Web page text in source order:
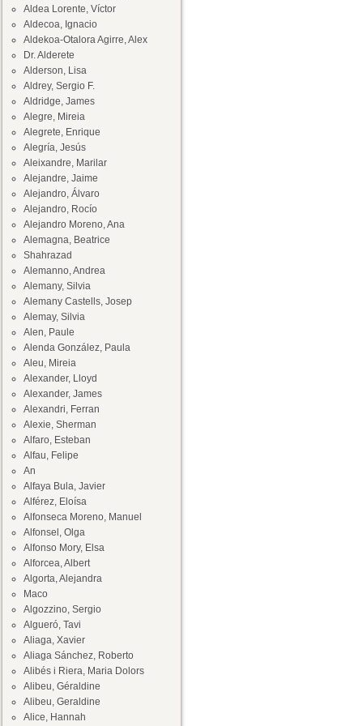
Aldea Lorente, Víctor
Aldecoa, Ignacio
Aldekoa-Otalora Agirre, Alex
Dr. Alderete
Alderson, Lisa
Aldrey, Sergio F.
Aldridge, James
Alegre, Mireia
Alegrete, Enrique
Alegría, Jesús
Aleixandre, Marilar
Alejandre, Jaime
Alejandro, Álvaro
Alejandro, Rocío
Alejandro Moreno, Ana
Alemagna, Beatrice
Shahrazad
Alemanno, Andrea
Alemany, Silvia
Alemany Castells, Josep
Alemay, Silvia
Alen, Paule
Alenda González, Paula
Aleu, Mireia
Alexander, Lloyd
Alexander, James
Alexandri, Ferran
Alexie, Sherman
Alfaro, Esteban
Alfau, Felipe
An
Alfaya Bula, Javier
Alférez, Eloísa
Alfonseca Moreno, Manuel
Alfonsel, Olga
Alfonso Mory, Elsa
Alforcea, Albert
Algorta, Alejandra
Maco
Algozzino, Sergio
Algueró, Tavi
Aliaga, Xavier
Aliaga Sánchez, Roberto
Alibés i Riera, Maria Dolors
Alibeu, Géraldine
Alibeu, Geraldine
Alice, Hannah